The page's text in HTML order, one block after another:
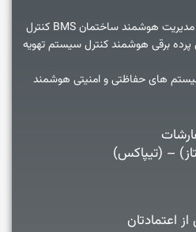
سیستم کنترل هوشمند سیستم مدیریت هوشمند ساختمان BMS کنترل
برقی هوشمند کنترل سیستم تهویه
های حفاظتی و امنیتی هوشمند
– (تیپاکس)
اعتمادتان